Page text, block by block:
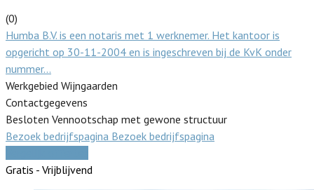
(0)
Humba B.V. is een notaris met 1 werknemer. Het kantoor is
opgericht op 30-11-2004 en is ingeschreven bij de KvK onder
nummer…
Werkgebied Wijngaarden
Contactgegevens
Besloten Vennootschap met gewone structuur
Bezoek bedrijfspagina Bezoek bedrijfspagina
Gratis - Vrijblijvend